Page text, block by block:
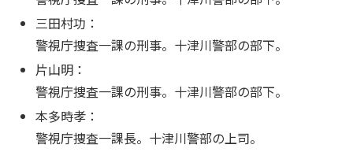
三田村功：
警視庁捜査一課の刑事。十津川警部の部下。
片山明：
警視庁捜査一課の刑事。十津川警部の部下。
本多時孝：
警視庁捜査一課長。十津川警部の上司。